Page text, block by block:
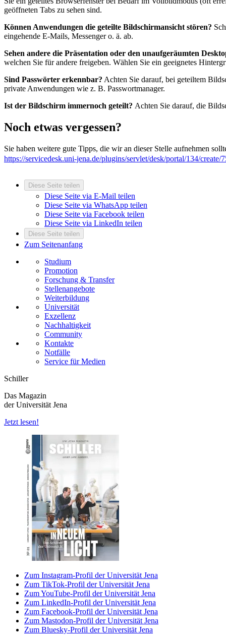
geöffneten Tabs zu sehen sind.
Können Anwendungen die geteilte Bildschirmansicht stören?
eingehende E-Mails, Messenger o. ä. ab.
Sehen andere die Präsentation oder den unaufgeräumten
welchen Sie für andere freigeben. Wählen Sie ein geeignetes
Sind Passwörter erkennbar? Achten Sie darauf, bei geteiltem
private Anwendungen wie z. B. Passwortmanager.
Ist der Bildschirm immernoch geteilt? Achten Sie darauf, die
Noch etwas vergessen?
Sie haben weitere gute Tipps, die wir an dieser Stelle aufnehmen
https://servicedesk.uni-jena.de/plugins/servlet/desk/portal/134/create/
Diese Seite teilen
Diese Seite via E-Mail teilen
Diese Seite via WhatsApp teilen
Diese Seite via Facebook teilen
Diese Seite via LinkedIn teilen
Diese Seite teilen
Zum Seitenanfang
Studium
Promotion
Forschung & Transfer
Stellenangebote
Weiterbildung
Universität
Exzellenz
Nachhaltigkeit
Community
Kontakte
Notfälle
Service für Medien
Schiller
Das Magazin
der Universität Jena
Jetzt lesen!
Zum Instagram-Profil der Universität Jena
Zum TikTok-Profil der Universität Jena
Zum YouTube-Profil der Universität Jena
Zum LinkedIn-Profil der Universität Jena
Zum Facebook-Profil der Universität Jena
Zum Mastodon-Profil der Universität Jena
Zum Bluesky-Profil der Universität Jena